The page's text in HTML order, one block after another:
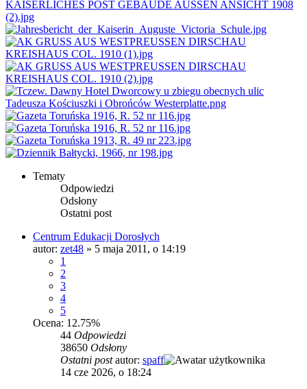
Tematy
Odpowiedzi
Odsłony
Ostatni post
Centrum Edukacji Dorosłych
autor: zet48 » 5 maja 2011, o 14:19
1
2
3
4
5
Ocena: 12.75%
44 Odpowiedzi
38650 Odsłony
Ostatni postautor: spaff
14 cze 2026, o 18:24